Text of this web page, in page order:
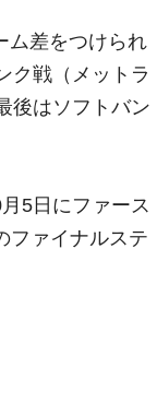
ム差をつけられ
ク戦（メットラ
後はソフトバン
5日にファース
ファイナルステ